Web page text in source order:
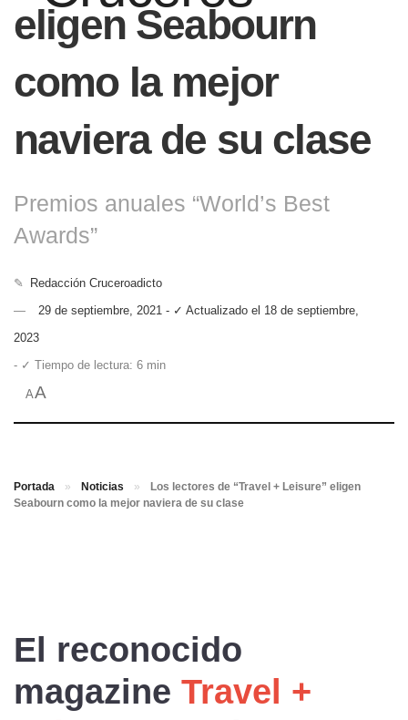
eligen Seabourn
como la mejor
naviera de su clase
Premios anuales “World’s Best
Awards”
✎
Redacción Cruceroadicto
29 de septiembre, 2021 - ✓ Actualizado el 18 de septiembre,
2023
- ✓ Tiempo de lectura: 6 min
AA
Portada » Noticias »
Los lectores de “Travel + Leisure” eligen
Seabourn como la mejor naviera de su clase
El reconocido
magazine Travel +